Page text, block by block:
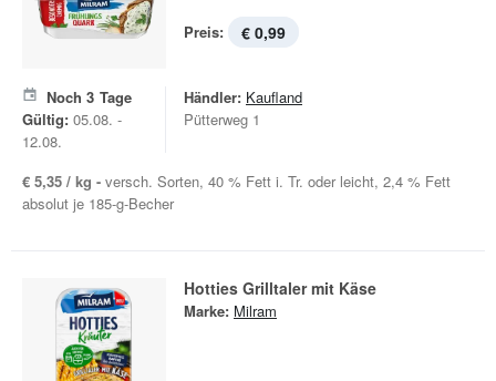
Preis: € 0,99
Noch 3 Tage
Gültig: 05.08. -
12.08.
Händler: Kaufland
Pütterweg 1
€ 5,35 / kg - versch. Sorten, 40 % Fett i. Tr. oder leicht, 2,4 % Fett
absolut je 185-g-Becher
Hotties Grilltaler mit Käse
Marke: Milram